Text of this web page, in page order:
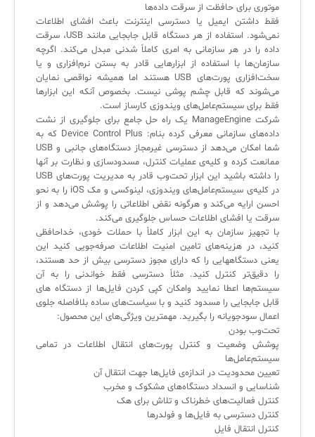
موتوری برای حافظت از سرقت داده‌ها
فقط داشتن ایمیل یا دسترسی اینترنت باعث افشای اطلاعات
نمی‌شود. استفاده از هر دستگاه قابل جابجایی مانند USB، سرقت
داده را در هر سازمانی به امری کاملاً شدنی مبدل می‌کند. اگرچه
سازمان‌ها با استفاده از ابزارهایی قادر به بستن نرم‌افزاری و یا
سخت‌افزاری پورت‌های USB هستند اما همیشه نواقصی نمایان
می‌شوند که قابل چشم پوشی نیست. بخصوص آنکه این ابزارها
فقط برای سیستم‌عامل‌های ویندوزی کارساز است.
شرکت ManageEngine یک راه حل جامع برای جلوگیری از نشت
داده‌های سازمانی معرفی کرده بنام: Device Control Plus که به
شما امکان می‌دهد از دسترسی غیرمجاز دستگاه‌های جانبی و USB
ممانعت کرده و کلیه‌ی عملیات کنترل، مسدودسازی و نظارت بر آنها
در کلیه‌ی سیستم‌عامل‌های ویندوزی، لینوکسی و مک iOS‌ را به نحو
احسن ارایه می‌کند و هرگونه نقض اطلاعاتی را پوشش می‌دهد و از
سرقت یا افشای اطلاعات حساس جلوگیری می‌کند.
با تجهیز سازمان به این ابزار کاملاً با حملات خودی، خداحافظی
کنید، در هزینه‌های تامین امنیت اطلاعات صرفه‌جویی کنید این
یعنی دستگاههایی را که دارای مجوز دسترسی بیش از حد هستند،
را دقیق‌تر کنترل کنید. مثلاً دسترسی فقط خواندنی را به آن
سیستم‌ها اعطا نمایید وامکان کپی کردن فایل‌ها از دستگاه های
قابل جابجایی را مسدود کنید و با سیاست‌های ساده بلافاصله جلوی
اعمال سودجویانه را بگیرید. مهمترین ویژگی‌های این محصول:
تحت‌وب بودن
پوشش وضعیت و کنترل پورت‌های انتقال اطلاعات در تمامی
سیستم‌عامل‌ها
تعیین محدودیت در اندازه‌ی فایل‌ها جهت انتقال آن
شناسایی و انسداد دستگاه‌های مشکوک و مخرب
کنترل فعالیت‌های خطرناک و تلاش برای هک
کنترل دسترسی به فایل‌ها و فولدرها
کنترل انتقال فایل
Log360 ابزار SIEM
برنامه‌ساز هوشمند App Creator
سیستم هوشمند مدیریت فروش و فاکتور
سامانه مدیریت امنیت اطلاعات
✧
سلف سرویس کاربران
سامانه مدیریت دارایی‌ها [Asset Explorer]
سامانه مدیریت پشتیبانی مشتریان
DDI
◉
ManageEngine Malware Protection Plus
سامانه مدیریت دسترسی ممتاز
سامانه مدیریت و مانیتورینگ شبکه
سامانه آزمون آنلاین
آموزش فارسی ITIL4
چارچوب ITIL برای همه
فلافلی_فناوری
آرشیو دانلودهای مدانت